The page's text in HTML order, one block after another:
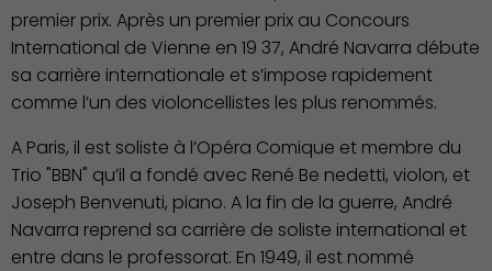
Économie Commerce
premier prix. Après un premier prix au Concours
International de Vienne en 19 37, André Navarra débute
sa carrière internationale et s’impose rapidement
comme l’un des violoncellistes les plus renommés.
A Paris, il est soliste à l’Opéra Comique et membre du
Trio "BBN" qu’il a fondé avec René Be nedetti, violon, et
Joseph Benvenuti, piano. A la fin de la guerre, André
Navarra reprend sa carrière de soliste international et
entre dans le professorat. En 1949, il est nommé